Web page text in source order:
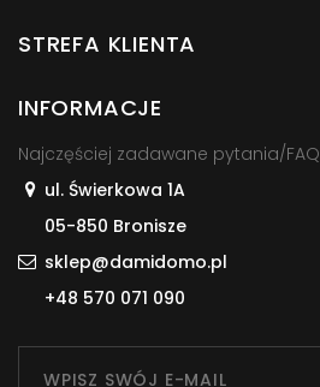
STREFA KLIENTA
INFORMACJE
Najczęściej zadawane pytania/FAQ
ul. Świerkowa 1A
05-850 Bronisze
sklep@damidomo.pl
+48 570 071 090